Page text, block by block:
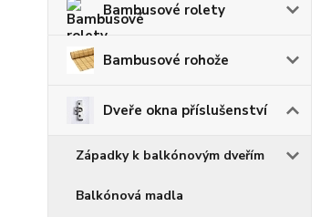
Bambusové rolety
Bambusové rohože
Dveře okna příslušenství
Západky k balkónovým dveřím
Balkónová madla